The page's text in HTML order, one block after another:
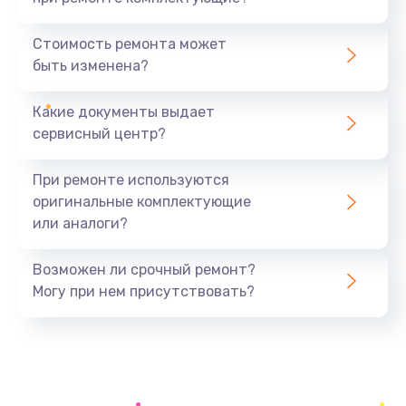
3900 руб.
Настройка Wi-Fi
Заказать
Ремонт петель крышки
Заказать
Стоимость ремонта может
быть изменена?
Какие документы выдает
сервисный центр?
При ремонте используются
оригинальные комплектующие
или аналоги?
Возможен ли срочный ремонт?
Могу при нем присутствовать?